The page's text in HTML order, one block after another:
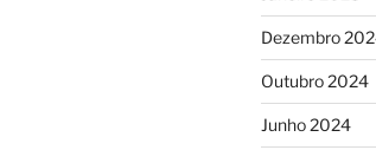
Dezembro
Outubro 2024
Junho 2024